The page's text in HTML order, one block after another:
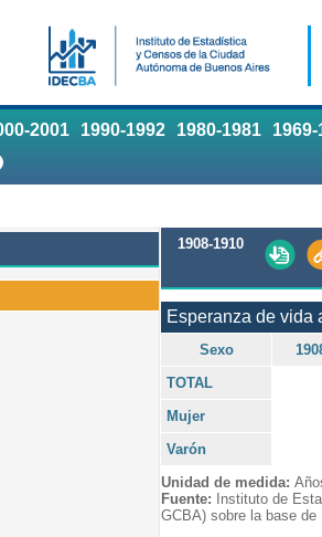
2001 1990-1992 1980-1981
1969-
1908-1910
Esperanza de vida
Sexo
TOTAL
Mujer
Varón
Unidad de medida:
Fuente: Instituto de
GCBA) sobre la base